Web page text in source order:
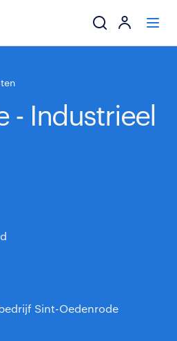
werkgevers
- Industrieel
Sint-Oedenrode